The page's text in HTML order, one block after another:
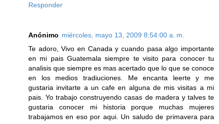
Responder
Anónimo miércoles, mayo 13, 2009 8:54:00 a. m.
Te adoro, Vivo en Canada y cuando pasa algo importante
en mi pais Guatemala siempre te visito para conocer tu
analisis que siempre es mas acertado que lo que se conoce
en los medios tradiuciones. Me encanta leerte y me
gustaria invitarte a un cafe en alguna de mis visitas a mi
pais. Yo trabajo construyendo casas de madera y talves te
gustaria conocer mi historia porque muchas mujeres
trabajamos en eso por aqui. Un saludo de primavera para